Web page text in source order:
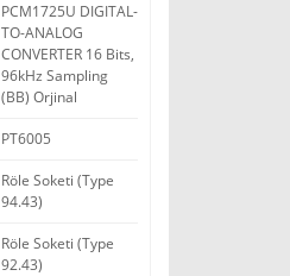
PCM1725U DIGITAL-
TO-ANALOG
CONVERTER 16 Bits,
96kHz Sampling
(BB) Orjinal
PT6005
Röle Soketi (Type
94.43)
Röle Soketi (Type
92.43)